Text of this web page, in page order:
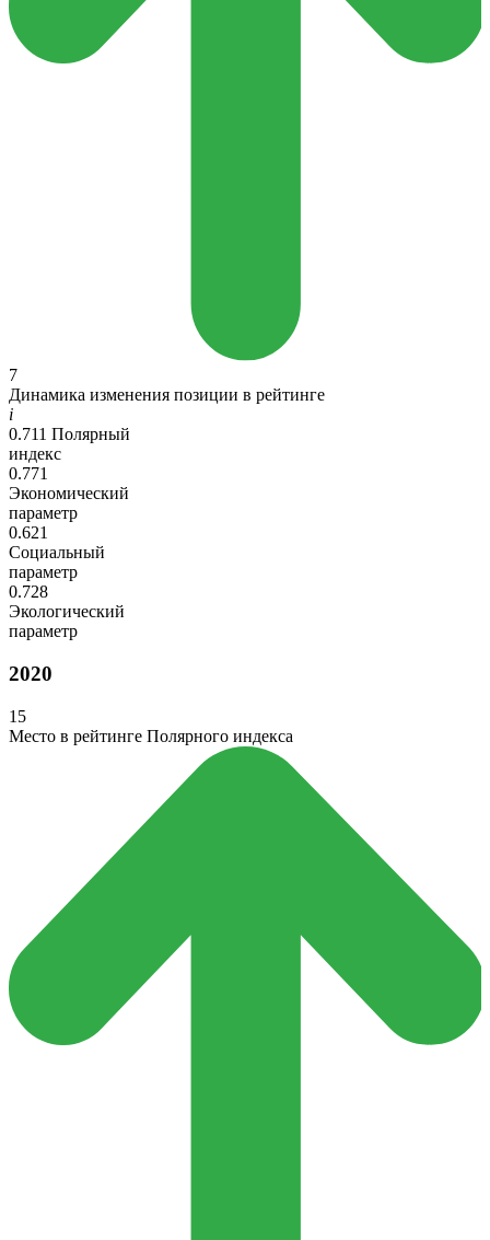
7
Динамика изменения позиции в рейтинге
i
0.711 Полярный
индекс
0.771
Экономический
параметр
0.621
Социальный
параметр
0.728
Экологический
параметр
2020
15
Место в рейтинге Полярного индекса